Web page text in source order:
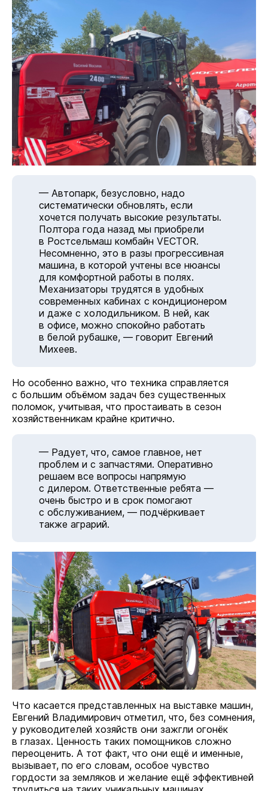
— Автопарк, безусловно, надо
систематически обновлять, если
хочется получать высокие результаты.
Полтора года назад мы приобрели
в Ростсельмаш комбайн VECTOR.
Несомненно, это в разы прогрессивная
машина, в которой учтены все нюансы
для комфортной работы в полях.
Механизаторы трудятся в удобных
современных кабинах с кондиционером
и даже с холодильником. В ней, как
в офисе, можно спокойно работать
в белой рубашке, — говорит Евгений
Михеев.
Но особенно важно, что техника справляется
с большим объёмом задач без существенных
поломок, учитывая, что простаивать в сезон
хозяйственникам крайне критично.
— Радует, что, самое главное, нет
проблем и с запчастями. Оперативно
решаем все вопросы напрямую
с дилером. Ответственные ребята —
очень быстро и в срок помогают
с обслуживанием, — подчёркивает
также аграрий.
Что касается представленных на выставке машин,
Евгений Владимирович отметил, что, без сомнения,
у руководителей хозяйств они зажгли огонёк
в глазах. Ценность таких помощников сложно
переоценить. А тот факт, что они ещё и именные,
вызывает, по его словам, особое чувство
гордости за земляков и желание ещё эффективней